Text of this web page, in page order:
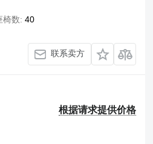
椅数 40
联系卖方
根据请求提供价格